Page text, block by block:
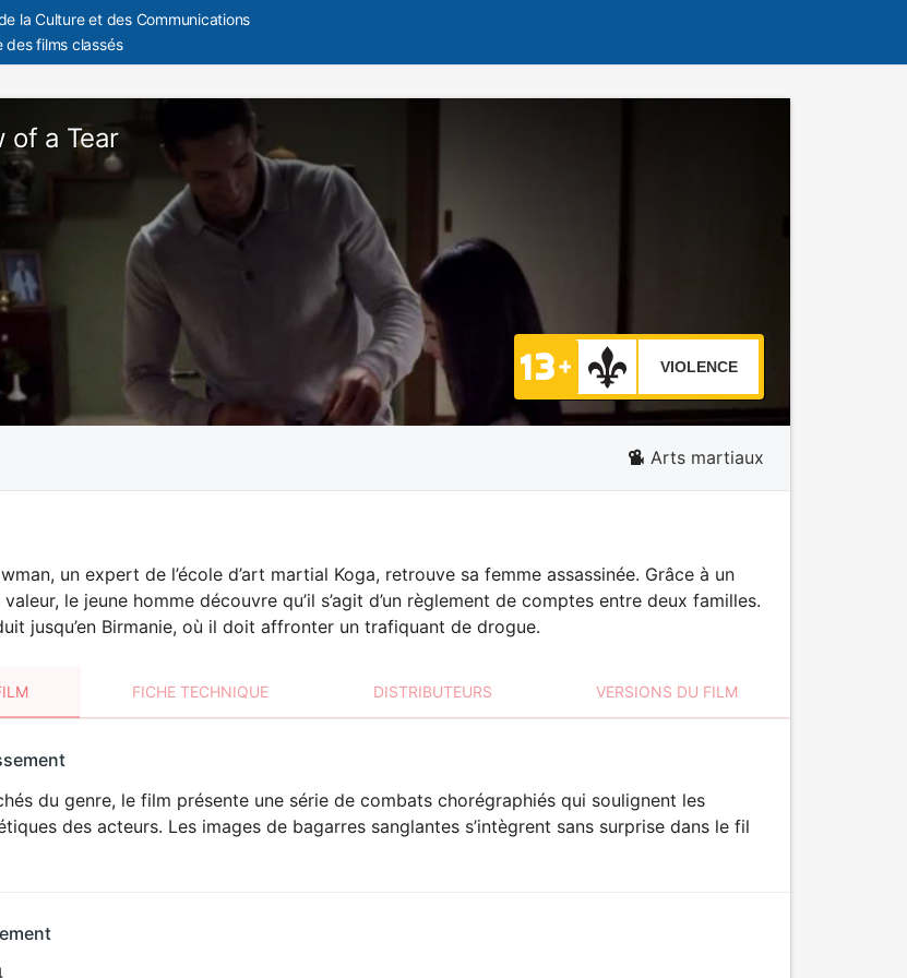
la Culture et des Communications
des films classés
of a Tear
VIOLENCE
Arts martiaux
un expert de l’école d’art martial Koga, retrouve sa femme assassinée. Grâce à un
valeur, le jeune homme découvre qu’il s’agit d’un règlement de comptes entre deux familles.
jusqu’en Birmanie, où il doit affronter un trafiquant de drogue.
FICHE TECHNIQUE DISTRIBUTEURS VERSIONS DU FILM
VIOLENCE
du genre, le film présente une série de combats chorégraphiés qui soulignent les
des acteurs. Les images de bagarres sanglantes s’intègrent sans surprise dans le fil